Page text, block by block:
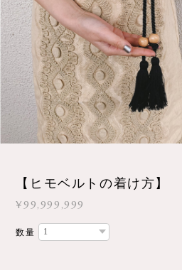
【ヒモベルトの着け方】
¥99,999,999
数量